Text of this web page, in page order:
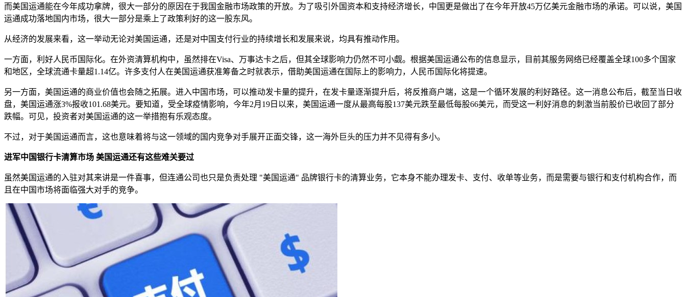
而美国运通能在今年成功拿牌，很大一部分的原因在于我国金融市场政策的开放。为了吸引外国资本和支持经济增长，中国更是做出了在今年开放45万亿美元金融市场的承诺。可以说，美国
运通成功落地国内市场，很大一部分是乘上了政策利好的这一股东风。
从经济的发展来看，这一举动无论对美国运通，还是对中国支付行业的持续增长和发展来说，均具有推动作用。
一方面，利好人民币国际化。在外资清算机构中，虽然排在Visa、万事达卡之后，但其全球影响力仍然不可小觑。根据美国运通公布的信息显示，目前其服务网络已经覆盖全球100多个国家
和地区，全球流通卡量超1.14亿。许多支付人在美国运通获准筹备之时就表示，借助美国运通在国际上的影响力，人民币国际化将提速。
另一方面，美国运通的商业价值也会随之拓展。进入中国市场，可以推动发卡量的提升，在发卡量逐渐提升后，将反推商户端，这是一个循环发展的利好路径。这一消息公布后，截至当日收
盘，美国运通涨3%报收101.68美元。要知道，受全球疫情影响，今年2月19日以来，美国运通一度从最高每股137美元跌至最低每股66美元，而受这一利好消息的刺激当前股价已收回了部分
跌幅。可见，投资者对美国运通的这一举措抱有乐观态度。
不过，对于美国运通而言，这也意味着将与这一领域的国内竞争对手展开正面交锋，这一海外巨头的压力并不见得有多小。
进军中国银行卡清算市场 美国运通还有这些难关要过
虽然美国运通的入驻对其来讲是一件喜事，但连通公司也只是负责处理 "美国运通" 品牌银行卡的清算业务，它本身不能办理发卡、支付、收单等业务，而是需要与银行和支付机构合作，而
且在中国市场将面临强大对手的竞争。